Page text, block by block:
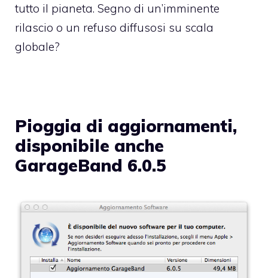
tutto il pianeta. Segno di un’imminente
rilascio o un refuso diffusosi su scala
globale?
Pioggia di aggiornamenti,
disponibile anche
GarageBand 6.0.5